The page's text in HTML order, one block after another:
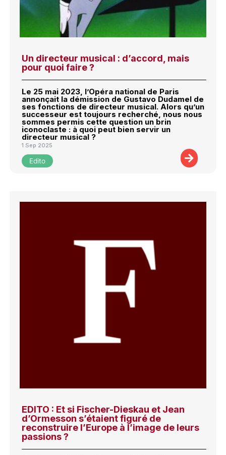
Un directeur musical : d’accord, mais
pour quoi faire ?
Le 25 mai 2023, l’Opéra national de Paris
annonçait la démission de Gustavo Dudamel de
ses fonctions de directeur musical. Alors qu’un
successeur est toujours recherché, nous nous
sommes permis cette question un brin
iconoclaste : à quoi peut bien servir un
directeur musical ?
1 Sep 2025
Edito
EDITO : Et si Fischer-Dieskau et Jean
d’Ormesson s’étaient figuré de
reconstruire l’Europe à l’image de leurs
passions ?